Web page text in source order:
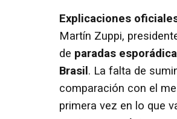
Explicaciones
Martín Zuppi,
de paradas
Brasil. La falta de
comparación con el
primera vez en lo que